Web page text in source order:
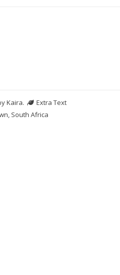
Kaira.
Extra Text
South Africa